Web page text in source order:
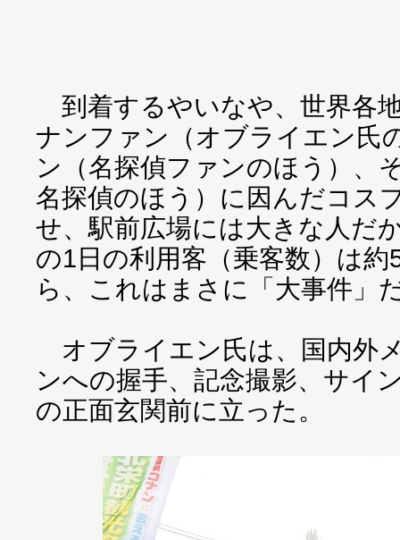
到着するやいなや、世界各
ナンファン（オブライエン氏
ン（名探偵ファンのほう）、
名探偵のほう）に因んだコス
せ、駅前広場には大きな人だ
の1日の利用客（乗客数）は
ら、これはまさに「大事件」
オブライエン氏は、国内外
ンへの握手、記念撮影、サイ
の正面玄関前に立った。